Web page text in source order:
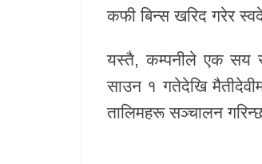
कफी बिन्स खरिद गरेर
यस्तै, कम्पनीले एक सय
साउन १ गतेदेखि
तालिमहरू सञ्चालन